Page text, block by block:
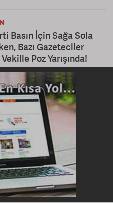
Basın İçin Sağa Sola
Bazı Gazeteciler
Vekille Poz Yarışında!